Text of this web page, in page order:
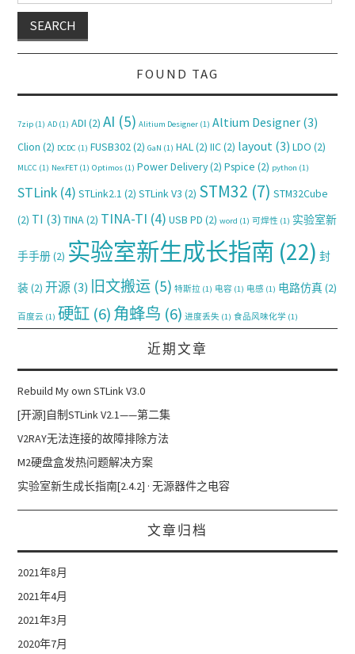
FOUND TAG
7zip (1) AD (1) ADI (2) AI (5) Alitium Designer (1) Altium Designer (3)
Clion (2) DCDC (1) FUSB302 (2) GaN (1) HAL (2) IIC(2) layout (3) LDO (2)
MLCC (1) NexFET (1) Optimos (1) Power Delivery(2) Pspice (2) python (1)
STLink (4) STLink2.1 (2) STLink V3 (2) STM32 (7) STM32Cube
(2) TI (3) TINA (2) TINA-TI (4) USB PD (2) word (1) 可焊性 (1) 实验室新
手手册(2) 实验室新生成长指南 (22) 封
装 (2) 开源 (3) 旧文搬运 (5) 特斯拉 (1) 电容 (1) 电感 (1) 电路仿真 (2)
百度云 (1) 硬缸 (6)角蜂鸟 (6) 进度丢失 (1) 食品风味化学 (1)
近期文章
Rebuild My own STLink V3.0
[开源]自制STLink V2.1——第二集
V2RAY无法连接的故障排除方法
M2硬盘盒发热问题解决方案
实验室新生成长指南[2.4.2] · 无源器件之电容
文章归档
2021年8月
2021年4月
2021年3月
2020年7月